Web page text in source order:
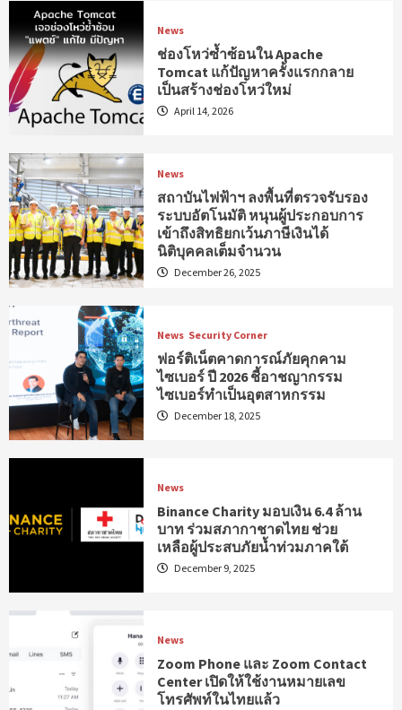
News
ช่องโหว่ซ้ำซ้อนใน Apache
Tomcat แก้ปัญหาครั้งแรกกลาย
เป็นสร้างช่องโหว่ใหม่
April 14, 2026
News
สถาบันไฟฟ้าฯ ลงพื้นที่ตรวจรับรอง
ระบบอัตโนมัติ หนุนผู้ประกอบการ
เข้าถึงสิทธิยกเว้นภาษีเงินได้
นิติบุคคลเต็มจำนวน
December 26, 2025
News Security Corner
ฟอร์ติเน็ตคาดการณ์ภัยคุกคาม
ไซเบอร์ ปี 2026 ชี้อาชญากรรม
ไซเบอร์ทำเป็นอุตสาหกรรม
December 18, 2025
News
Binance Charity มอบเงิน 6.4 ล้าน
บาท ร่วมสภากาชาดไทย ช่วย
เหลือผู้ประสบภัยน้ำท่วมภาคใต้
December 9, 2025
News
Zoom Phone และ Zoom Contact
Center เปิดให้ใช้งานหมายเลข
โทรศัพท์ในไทยแล้ว